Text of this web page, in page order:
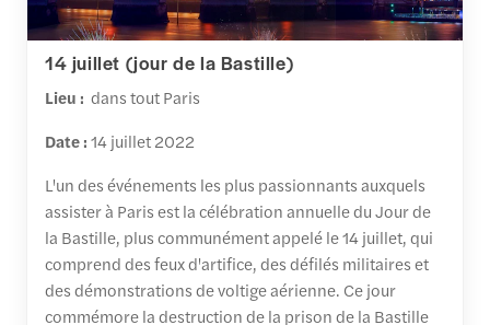
14 juillet (jour de la Bastille)
Lieu : dans tout Paris
Date :14 juillet 2022
L'un des événements les plus passionnants auxquels
assister à Paris est la célébration annuelle du Jour de
la Bastille, plus communément appelé le 14 juillet, qui
comprend des feux d'artifice, des défilés militaires et
des démonstrations de voltige aérienne. Ce jour
commémore la destruction de la prison de la Bastille